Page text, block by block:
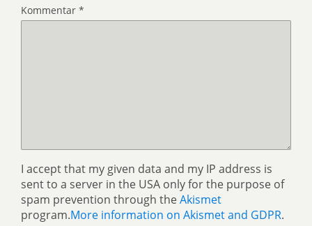
Kommentar *
I accept that my given data and my IP address is
sent to a server in the USA only for the purpose of
spam prevention through theAkismet
program.More information on Akismet and GDPR.